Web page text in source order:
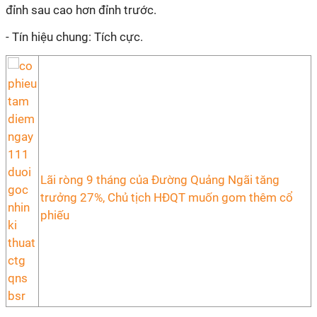
đỉnh sau cao hơn đỉnh trước.
- Tín hiệu chung: Tích cực.
Lãi ròng 9 tháng của Đường Quảng Ngãi tăng
trưởng 27%, Chủ tịch HĐQT muốn gom thêm cổ
phiếu